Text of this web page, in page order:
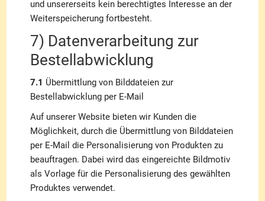
und unsererseits kein berechtigtes Interesse an der
Weiterspeicherung fortbesteht.
7) Datenverarbeitung zur
Bestellabwicklung
7.1 Übermittlung von Bilddateien zur
Bestellabwicklung per E-Mail
Auf unserer Website bieten wir Kunden die
Möglichkeit, durch die Übermittlung von Bilddateien
per E-Mail die Personalisierung von Produkten zu
beauftragen. Dabei wird das eingereichte Bildmotiv
als Vorlage für die Personalisierung des gewählten
Produktes verwendet.